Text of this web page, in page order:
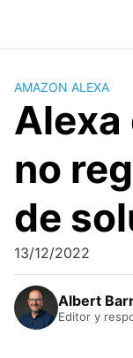
contenido
AMAZON ALEXA
no
de
13/12/2022
Albert
Editor y